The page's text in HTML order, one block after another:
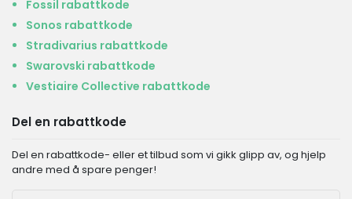
Fossil rabattkode
Sonos rabattkode
Stradivarius rabattkode
Swarovski rabattkode
Vestiaire Collective rabattkode
Del en rabattkode
Del en rabattkode- eller et tilbud som vi gikk glipp av, og hjelp
andre med å spare penger!